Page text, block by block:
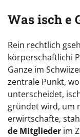
Was isch e
Rein rechtlich
körperschaftlichi
Ganze im
zentrale Punkt,
unterscheidet,
gründet wird, um
erwirtschafte,
de Mitglieder im